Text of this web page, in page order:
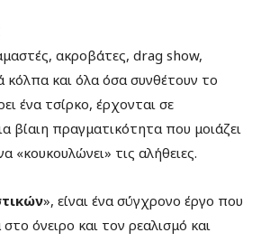
ακροβάτες, drag show,
κόλπα και όλα όσα συνθέτουν το
ένα τσίρκο, έρχονται σε
βίαιη πραγματικότητα που μοιάζει
«κουκουλώνει» τις αλήθειες.
», είναι ένα σύγχρονο έργο που
όνειρο και τον ρεαλισμό και